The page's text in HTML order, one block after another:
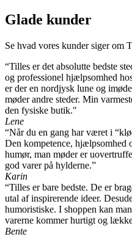
Glade kunder
Se hvad vores kunder siger om
“Tilles er det absolutte bedste
og professionel hjælpsomhed
er der en nordjysk lune og
møder andre steder. Min
den fysiske butik."
Lene
“Når du en gang har været i
Den kompetence, hjælpsomhed
humør, man møder er
god varer på hylderne.”
Karin
“Tilles er bare bedste. De er
utal af inspirerende ideer.
humoristiske. I shoppen kan
varerne kommer hurtigt og
Bente